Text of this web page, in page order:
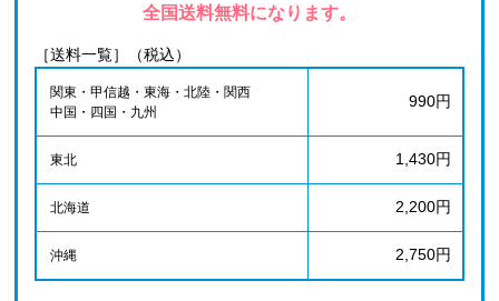
全国送料無料になります。
［送料一覧］（税込）
関東・甲信越・東海・北陸・関西
中国・四国・九州
990円
東北 1,430円
北海道 2,200円
沖縄 2,750円